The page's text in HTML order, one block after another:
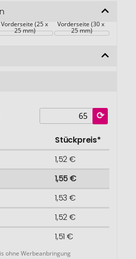
Vorderseite (25 x
25 mm)
Vorderseite (30 x
25 mm)
Stückpreis*
1,52 €
1,55 €
1,53 €
1,52 €
1,51 €
ohne Werbeanbringung